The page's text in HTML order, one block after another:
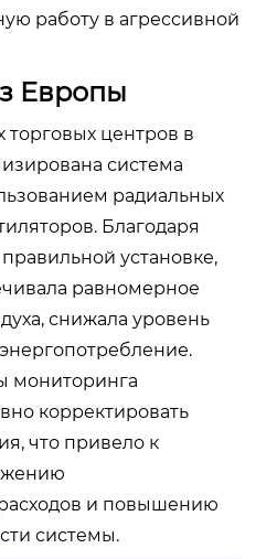
работу в агрессивной
Европы
центров в
система
радиальных
Благодаря
установке,
равномерное
снижала уровень
мониторинга
корректировать
что привело к
и повышению
системы.